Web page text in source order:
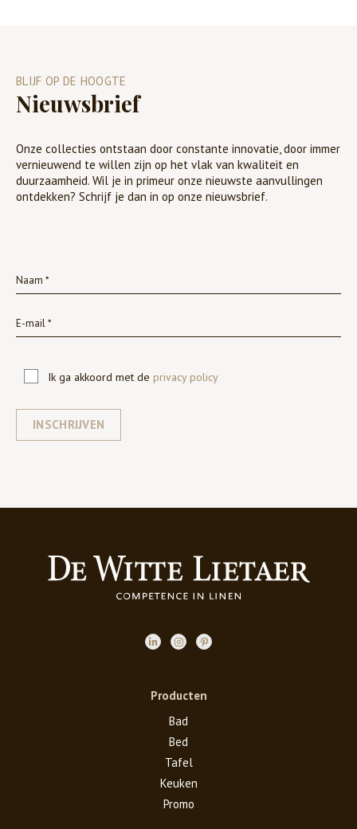
BLIJF OP DE HOOGTE
Nieuwsbrief
Onze collecties ontstaan door constante innovatie, door immer
vernieuwend te willen zijn op het vlak van kwaliteit en
duurzaamheid. Wil je in primeur onze nieuwste aanvullingen
ontdekken? Schrijf je dan in op onze nieuwsbrief.
Ik ga akkoord met de privacy policy
INSCHRIJVEN
Producten
Bad
Bed
Tafel
Keuken
Promo